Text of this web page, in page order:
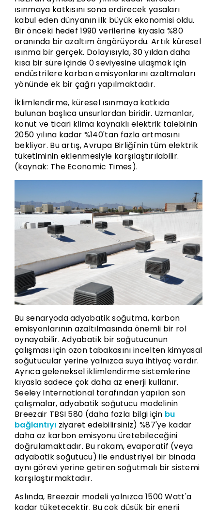
ısınmaya katkısını sona erdirecek yasaları
kabul eden dünyanın ilk büyük ekonomisi oldu.
Bir önceki hedef 1990 verilerine kıyasla %80
oranında bir azaltım öngörüyordu. Artık küresel
ısınma bir gerçek. Dolayısıyla, 30 yıldan daha
kısa bir süre içinde 0 seviyesine ulaşmak için
endüstrilere karbon emisyonlarını azaltmaları
yönünde ek bir çağrı yapılmaktadır.
İklimlendirme, küresel ısınmaya katkıda
bulunan başlıca unsurlardan biridir. Uzmanlar,
konut ve ticari klima kaynaklı elektrik talebinin
2050 yılına kadar %140'tan fazla artmasını
bekliyor. Bu artış, Avrupa Birliği'nin tüm elektrik
tüketiminin eklenmesiyle karşılaştırılabilir.
(kaynak: The Economic Times).
Bu senaryoda adyabatik soğutma, karbon
emisyonlarının azaltılmasında önemli bir rol
oynayabilir. Adyabatik bir soğutucunun
çalışması için ozon tabakasını incelten kimyasal
soğutucular yerine yalnızca suya ihtiyaç vardır.
Ayrıca geleneksel iklimlendirme sistemlerine
kıyasla sadece çok daha az enerji kullanır.
Seeley International tarafından yapılan son
çalışmalar, adyabatik soğutucu modelinin
Breezair TBSI 580 (daha fazla bilgi için bu
bağlantıyı ziyaret edebilirsiniz) %87'ye kadar
daha az karbon emisyonu üretebileceğini
doğrulamaktadır. Bu rakam, evaporatif (veya
adyabatik soğutucu) ile endüstriyel bir binada
aynı görevi yerine getiren soğutmalı bir sistemi
karşılaştırmaktadır.
Aslında, Breezair modeli yalnızca 1500 Watt'a
kadar tüketecektir. Bu çok düşük bir enerji